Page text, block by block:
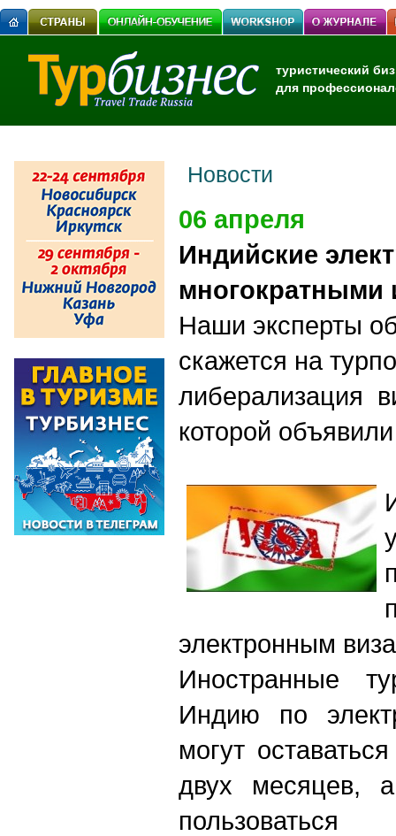
туристический
для
Новости
06 апреля
Индийские
многократными
Наши эксперты
скажется на
либерализация
которой
электронным
Иностранные
Индию по
могут
двух